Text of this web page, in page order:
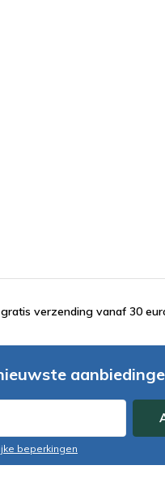
verzending vanaf 30
beperkingen